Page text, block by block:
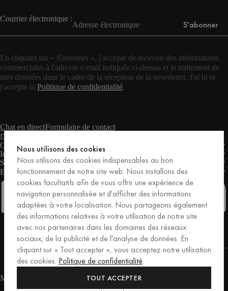
Courrier électronique :
S'abonner
En cliquant sur « S'abonner », j'accepte de recevoir des informations
commerciales à l'adresse e-mail indiquée ci-dessus et le traitement de
mes données dans le cadre de la réception de la newsletter. J'ai lu et
j'accepte la Politique de confidentialité.
Chat en directFormulaire de contact
Du lundi au vendredi : de 9 h à 17 h (CET)
Conditions
Informations
Soutien
Entreprises PRO
FacebookInstagramLinkedinPinterest
Achats sécurisés par Trusted Shops.
Protection des achats jusqu'à 20 000 €.
For those who care.
Modes de paiement
Nous utilisons des cookies
Nous utilisons des cookies indispensables au bon
fonctionnement de notre site web. Nous installons des
cookies facultatifs afin de vous offrir une expérience de
navigation personnalisée et d'afficher des informations
adaptées à votre localisation. Nous partageons également
des informations relatives à votre utilisation de notre site
avec nos partenaires dans les domaines des réseaux
sociaux, de la publicité et de l'analyse de données. En
cliquant sur « Tout accepter », vous acceptez notre utilisation
des cookies. Politique de confidentialité.
TOUT ACCEPTER